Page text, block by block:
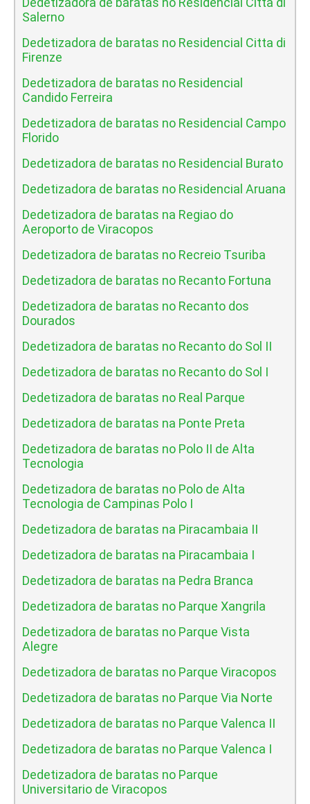
Salerno
Dedetizadora de baratas no Residencial Citta di
Firenze
Dedetizadora de baratas no Residencial
Candido Ferreira
Dedetizadora de baratas no Residencial Campo
Florido
Dedetizadora de baratas no Residencial Burato
Dedetizadora de baratas no Residencial Aruana
Dedetizadora de baratas na Regiao do
Aeroporto de Viracopos
Dedetizadora de baratas no Recreio Tsuriba
Dedetizadora de baratas no Recanto Fortuna
Dedetizadora de baratas no Recanto dos
Dourados
Dedetizadora de baratas no Recanto do Sol II
Dedetizadora de baratas no Recanto do Sol I
Dedetizadora de baratas no Real Parque
Dedetizadora de baratas na Ponte Preta
Dedetizadora de baratas no Polo II de Alta
Tecnologia
Dedetizadora de baratas no Polo de Alta
Tecnologia de Campinas Polo I
Dedetizadora de baratas na Piracambaia II
Dedetizadora de baratas na Piracambaia I
Dedetizadora de baratas na Pedra Branca
Dedetizadora de baratas no Parque Xangrila
Dedetizadora de baratas no Parque Vista
Alegre
Dedetizadora de baratas no Parque Viracopos
Dedetizadora de baratas no Parque Via Norte
Dedetizadora de baratas no Parque Valenca II
Dedetizadora de baratas no Parque Valenca I
Dedetizadora de baratas no Parque
Universitario de Viracopos